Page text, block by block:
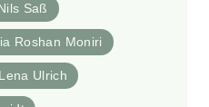
Saß
Roshan Moniri
Lena Ulrich